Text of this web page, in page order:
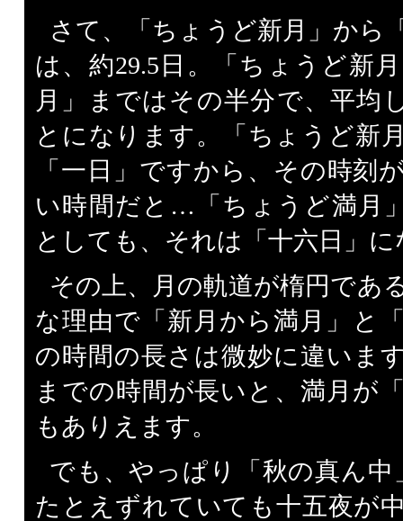
さて、「ちょうど新月」から
は、約29.5日。「ちょうど新
月」まではその半分で、平均
とになります。「ちょうど新
「一日」ですから、その時刻
い時間だと…「ちょうど満月
としても、それは「十六日」
その上、月の軌道が楕円であ
な理由で「新月から満月」と
の時間の長さは微妙に違いま
までの時間が長いと、満月が
もありえます。
でも、やっぱり「秋の真ん中
たとえずれていても十五夜が